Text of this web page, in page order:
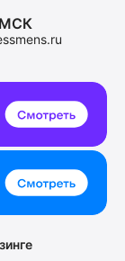
МСК